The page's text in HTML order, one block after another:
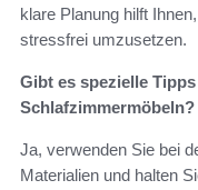
klare Planung hilft
stressfrei umzusetzen.
Gibt es spezielle
Schlafzimmermöbeln?
Ja, verwenden Sie bei
Materialien und halten